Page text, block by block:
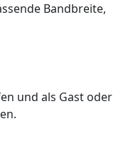
Bandbreite,
und als Gast oder